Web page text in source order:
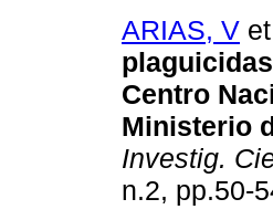
ARIAS, V
Centro
Ministerio
Investig.
n.2, pp.50-